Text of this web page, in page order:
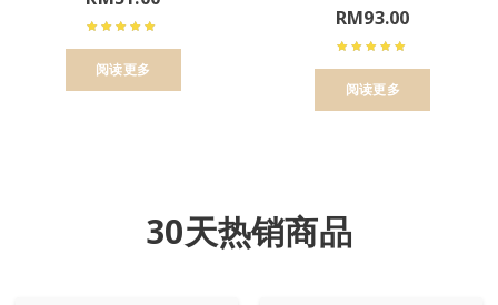
阅读更多
RM93.00
阅读更多
30天热销商品